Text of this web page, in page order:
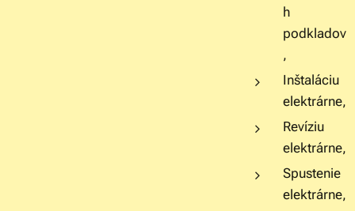
h
podkladov
,
Inštaláciu
elektrárne,
Revíziu
elektrárne,
Spustenie
elektrárne,